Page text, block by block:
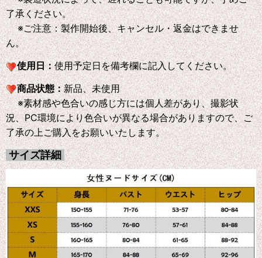
了承ください。
※ご注意：製作開始後、キャンセル・返金はできませ
ん。
使用日：使用予定日を備考欄に記入してください。
商品状態：新品、未使用
※素材感や色合いの感じ方には個人差があり、撮影状
況、PC環境により色合いが異なる場合がありますので、ご
了承の上ご購入をお願いいたします。
サイズ詳細